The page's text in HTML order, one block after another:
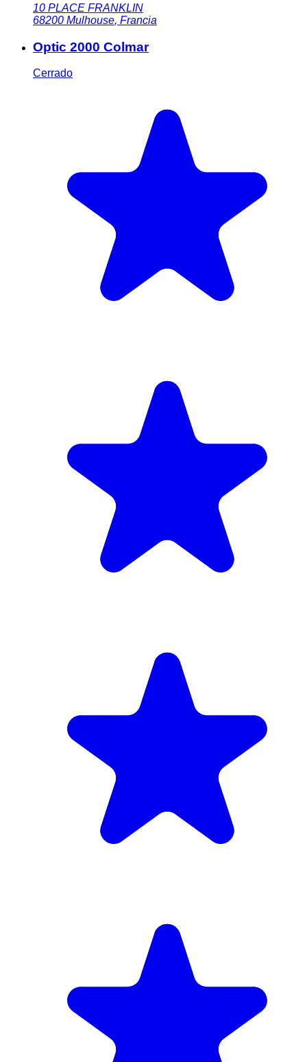
10 PLACE FRANKLIN
68200 Mulhouse, Francia
Optic 2000 Colmar
Cerrado